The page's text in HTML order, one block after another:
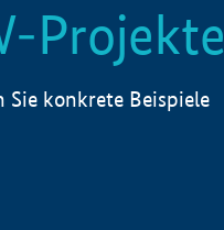
Projekte
konkrete Beispiele